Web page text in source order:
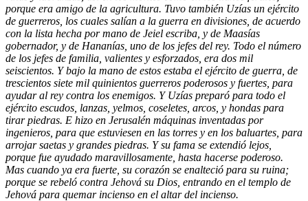
porque era amigo de la agricultura. Tuvo también Uzías un ejército
de guerreros, los cuales salían a la guerra en divisiones, de acuerdo
con la lista hecha por mano de Jeiel escriba, y de Maasías
gobernador, y de Hananías, uno de los jefes del rey. Todo el número
de los jefes de familia, valientes y esforzados, era dos mil
seiscientos. Y bajo la mano de estos estaba el ejército de guerra, de
trescientos siete mil quinientos guerreros poderosos y fuertes, para
ayudar al rey contra los enemigos. Y Uzías preparó para todo el
ejército escudos, lanzas, yelmos, coseletes, arcos, y hondas para
tirar piedras. E hizo en Jerusalén máquinas inventadas por
ingenieros, para que estuviesen en las torres y en los baluartes, para
arrojar saetas y grandes piedras. Y su fama se extendió lejos,
porque fue ayudado maravillosamente, hasta hacerse poderoso.
Mas cuando ya era fuerte, su corazón se enalteció para su ruina;
porque se rebeló contra Jehová su Dios, entrando en el templo de
Jehová para quemar incienso en el altar del incienso.